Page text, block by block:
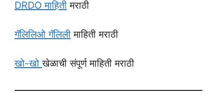
DRDO माहिती मराठी
गॅलिलिओ गॅलिली माहिती मराठी
खो-खोखेळाची संपूर्ण माहिती मराठी